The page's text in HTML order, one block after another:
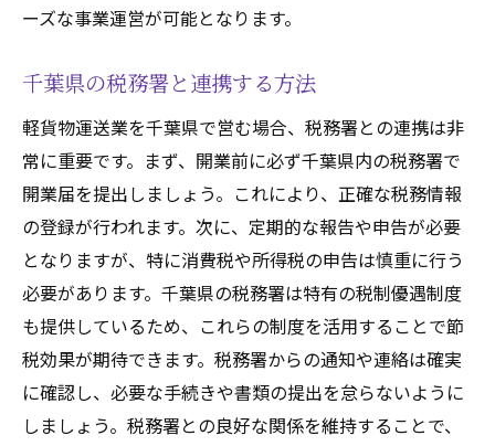
ーズな事業運営が可能となります。
千葉県の税務署と連携する方法
軽貨物運送業を千葉県で営む場合、税務署との連携は非
常に重要です。まず、開業前に必ず千葉県内の税務署で
開業届を提出しましょう。これにより、正確な税務情報
の登録が行われます。次に、定期的な報告や申告が必要
となりますが、特に消費税や所得税の申告は慎重に行う
必要があります。千葉県の税務署は特有の税制優遇制度
も提供しているため、これらの制度を活用することで節
税効果が期待できます。税務署からの通知や連絡は確実
に確認し、必要な手続きや書類の提出を怠らないように
しましょう。税務署との良好な関係を維持することで、